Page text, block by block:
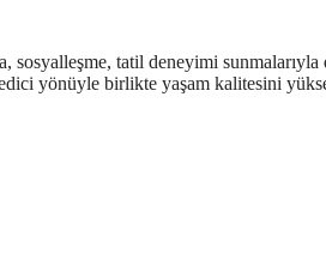
sosyalleşme, tatil deneyimi sunmalarıyla
edici yönüyle birlikte yaşam kalitesini